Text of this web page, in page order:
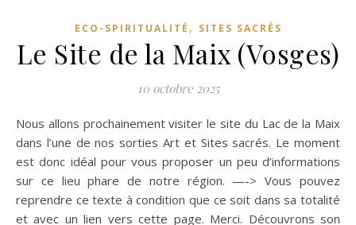
ECO-SPIRITUALITÉ , SITES SACRÉS
Le Site de la Maix (Vosges)
10 octobre 2025
Nous allons prochainement visiter le site du Lac de la Maix
dans l’une de nos sorties Art et Sites sacrés. Le moment
est donc idéal pour vous proposer un peu d’informations
sur ce lieu phare de notre région. —-> Vous pouvez
reprendre ce texte à condition que ce soit dans sa totalité
et avec un lien vers cette page. Merci. Découvrons son